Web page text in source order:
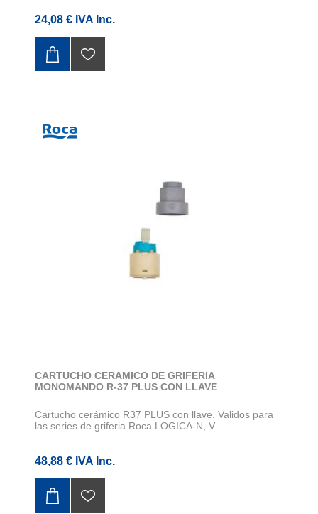
24,08 € IVA Inc.
CARTUCHO CERAMICO DE GRIFERIA
MONOMANDO R-37 PLUS CON LLAVE
Cartucho cerámico R37 PLUS con llave. Validos para
las series de griferia Roca LOGICA-N, V...
48,88 € IVA Inc.